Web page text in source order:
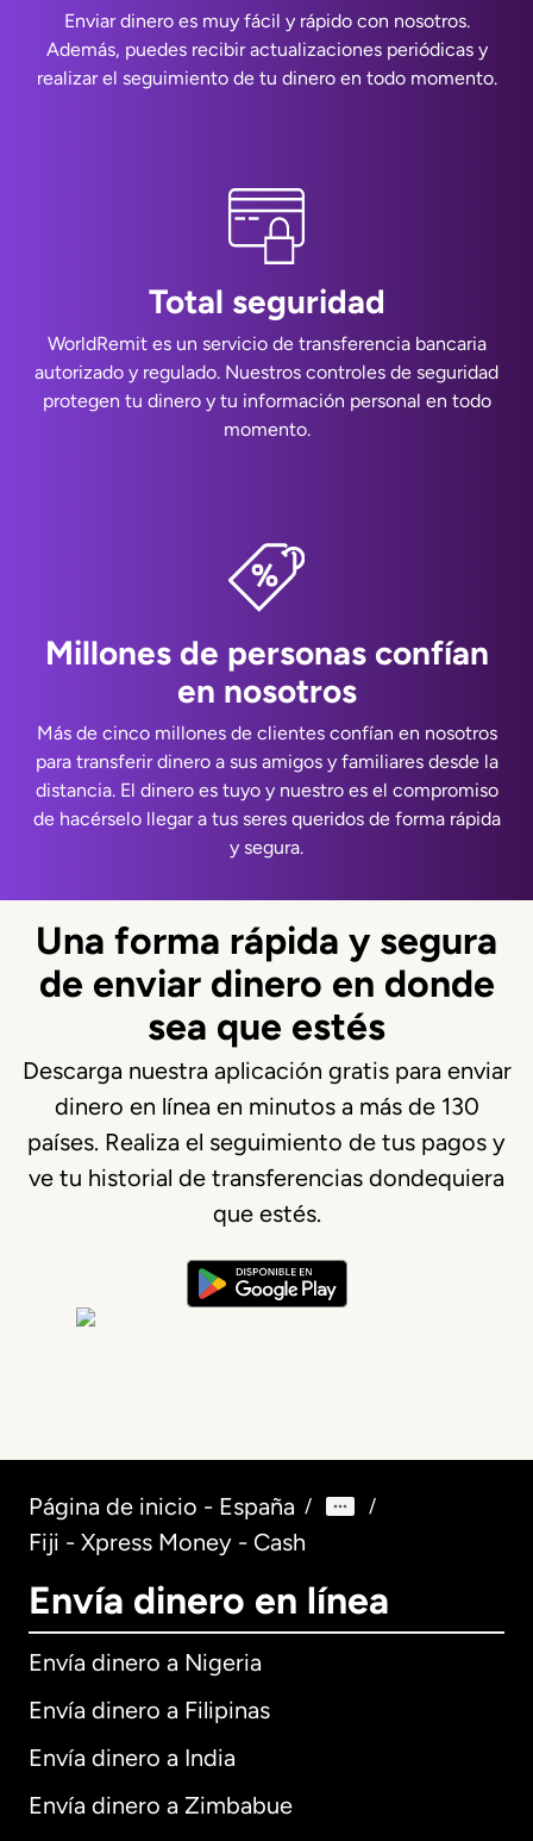
Enviar dinero es muy fácil y rápido con nosotros.
Además, puedes recibir actualizaciones periódicas y
realizar el seguimiento de tu dinero en todo momento.
Total seguridad
WorldRemit es un servicio de transferencia bancaria
autorizado y regulado. Nuestros controles de seguridad
protegen tu dinero y tu información personal en todo
momento.
Millones de personas confían
en nosotros
Más de cinco millones de clientes confían en nosotros
para transferir dinero a sus amigos y familiares desde la
distancia. El dinero es tuyo y nuestro es el compromiso
de hacérselo llegar a tus seres queridos de forma rápida
y segura.
Una forma rápida y segura
de enviar dinero en donde
sea que estés
Descarga nuestra aplicación gratis para enviar
dinero en línea en minutos a más de 130
países. Realiza el seguimiento de tus pagos y
ve tu historial de transferencias dondequiera
que estés.
Página de inicio - España / /
Fiji - Xpress Money - Cash
Envía dinero en línea
Envía dinero a Nigeria
Envía dinero a Filipinas
Envía dinero a India
Envía dinero a Zimbabue